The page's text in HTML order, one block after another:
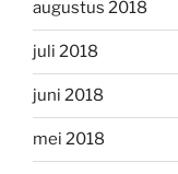
augustus 2018
juli 2018
juni 2018
mei 2018